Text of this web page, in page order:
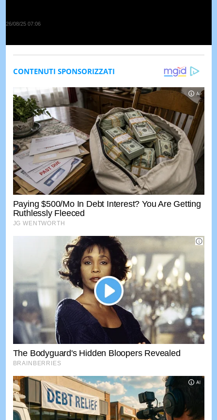
26/08/25 07:06